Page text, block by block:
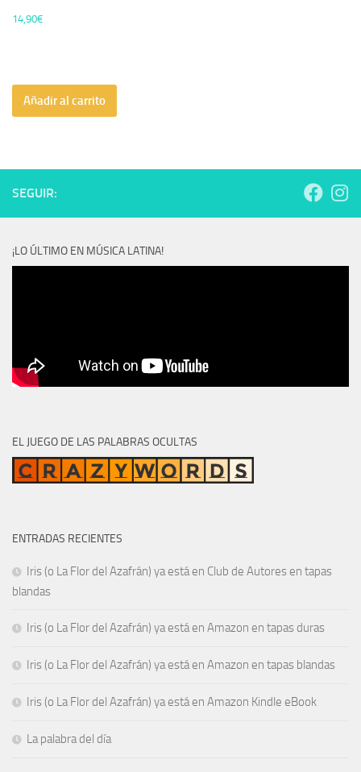
14,90€
Añadir al carrito
SEGUIR:
¡LO ÚLTIMO EN MÚSICA LATINA!
EL JUEGO DE LAS PALABRAS OCULTAS
ENTRADAS RECIENTES
Iris (o La Flor del Azafrán) ya está en Club de Autores en tapas
blandas
Iris (o La Flor del Azafrán) ya está en Amazon en tapas duras
Iris (o La Flor del Azafrán) ya está en Amazon en tapas blandas
Iris (o La Flor del Azafrán) ya está en Amazon Kindle eBook
La palabra del día